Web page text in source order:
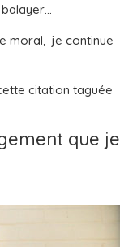
moral, je continue
citation taguée
que je